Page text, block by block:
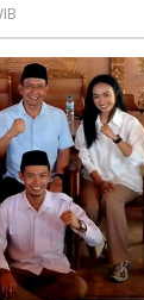
80
di
Pilkada
Bojonegoro
Andika
DP